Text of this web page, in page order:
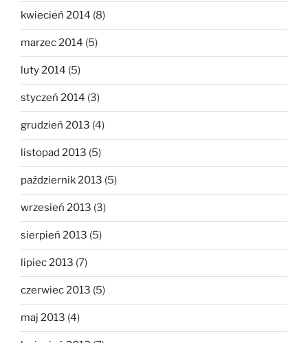
kwiecień 2014 (8)
marzec 2014 (5)
luty 2014 (5)
styczeń 2014 (3)
grudzień 2013 (4)
listopad 2013 (5)
październik 2013 (5)
wrzesień 2013 (3)
sierpień 2013 (5)
lipiec 2013 (7)
czerwiec 2013 (5)
maj 2013 (4)